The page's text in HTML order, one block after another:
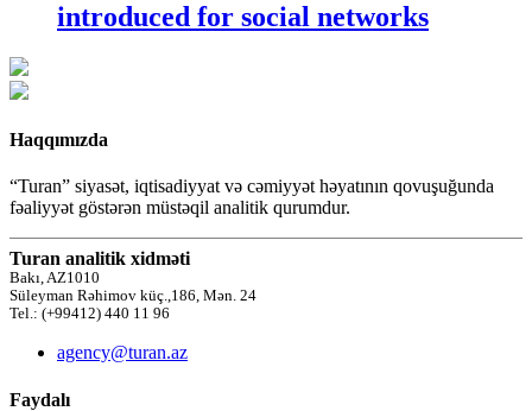
introduced for social networks
Haqqımızda
“Turan” siyasət, iqtisadiyyat və cəmiyyət həyatının qovuşuğunda
fəaliyyət göstərən müstəqil analitik qurumdur.
Turan analitik xidməti
Bakı, AZ1010
Süleyman Rəhimov küç.,186, Mən. 24
Tel.: (+99412) 440 11 96
agency@turan.az
Faydalı